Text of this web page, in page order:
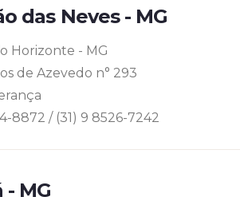
das Neves - MG
Horizonte - MG
de Azevedo n° 293
8872 / (31) 9 8526-7242
- MG